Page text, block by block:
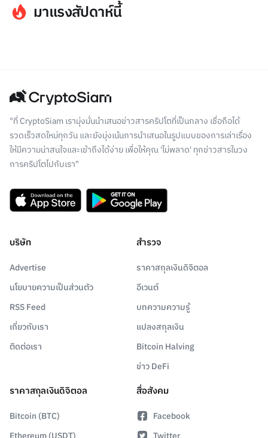
มาแรงสัปดาห์นี้
"ที่ CryptoSiam เรามุ่งมั่นนำเสนอข่าวสารคริปโตที่เป็นกลาง เชื่อถือได้
รวดเร็วสดใหม่ทุกวัน และยังมุ่งเน้นการนำเสนอในรูปแบบของการเล่าเรื่อง
ให้มีความน่าสนใจและเข้าถึงได้ง่าย เพื่อให้คุณ 'ไม่พลาด' ทุกข่าวสารในวง
การคริปโตไปกับเรา"
บริษัท
Advertise
นโยบายความเป็นส่วนตัว
RSS Feed
เกี่ยวกับเรา
ติดต่อเรา
สำรวจ
ราคาสกุลเงินดิจิตอล
อีเวนต์
บทความความรู้
แปลงสกุลเงิน
Bitcoin Halving
ข่าว DeFi
ราคาสกุลเงินดิจิตอล
Bitcoin (BTC)
สื่อสังคม
Facebook